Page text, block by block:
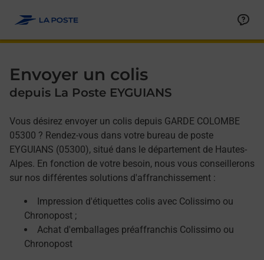
Envoyer un colis
depuis La Poste EYGUIANS
Vous désirez envoyer un colis depuis GARDE COLOMBE
05300 ? Rendez-vous dans votre bureau de poste
EYGUIANS (05300), situé dans le département de Hautes-
Alpes. En fonction de votre besoin, nous vous conseillerons
sur nos différentes solutions d'affranchissement :
Impression d'étiquettes colis avec Colissimo ou
Chronopost ;
Achat d'emballages préaffranchis Colissimo ou
Chronopost